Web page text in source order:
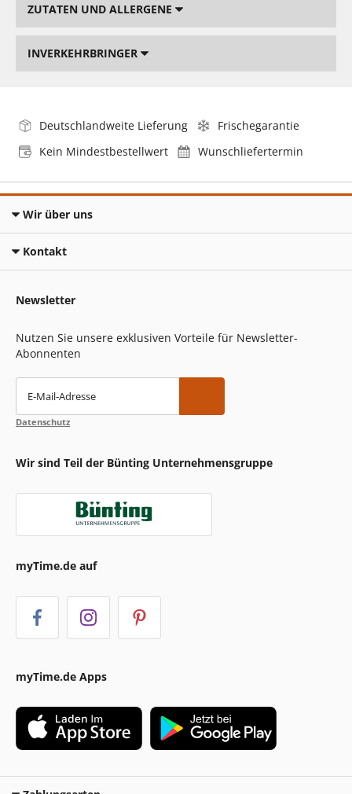
ZUTATEN UND ALLERGENE
INVERKEHRBRINGER
Deutschlandweite Lieferung
Frischegarantie
Kein Mindestbestellwert
Wunschliefertermin
Wir über uns
Kontakt
Newsletter
Nutzen Sie unsere exklusiven Vorteile für Newsletter-
Abonnenten
E-Mail-Adresse
Datenschutz
Wir sind Teil der Bünting Unternehmensgruppe
myTime.de auf
myTime.de Apps